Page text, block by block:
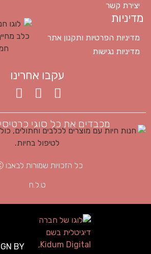
יצירת קשר
מדיניות
מדיניות הפרטיות ותקנון אתר
מדיניות נגישות
עקבו אחרינו
מכבדים את כל סוגי
כל הזכויות שמורות לבאבו Ⓒ
ט.ל.ח
BY